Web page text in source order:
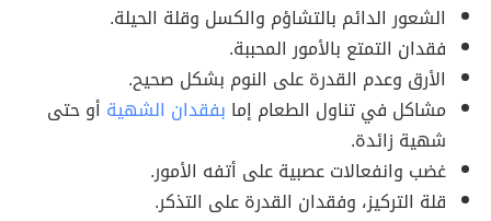
الشعور الدائم بالتشاؤم والكسل وقلة الحيلة.
فقدان التمتع بالأمور المحببة.
الأرق وعدم القدرة على النوم بشكل صحيح.
مشاكل في تناول الطعام إما بفقدان الشهية أو حتى
شهية زائدة.
غضب وانفعالات عصبية على أتفه الأمور.
قلة التركيز، وفقدان القدرة على التذكر.